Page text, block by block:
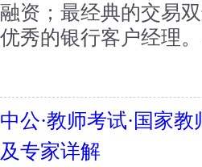
融资；最经典的交易
优秀的银行客户经理
中公·教师考试·国家
及专家详解